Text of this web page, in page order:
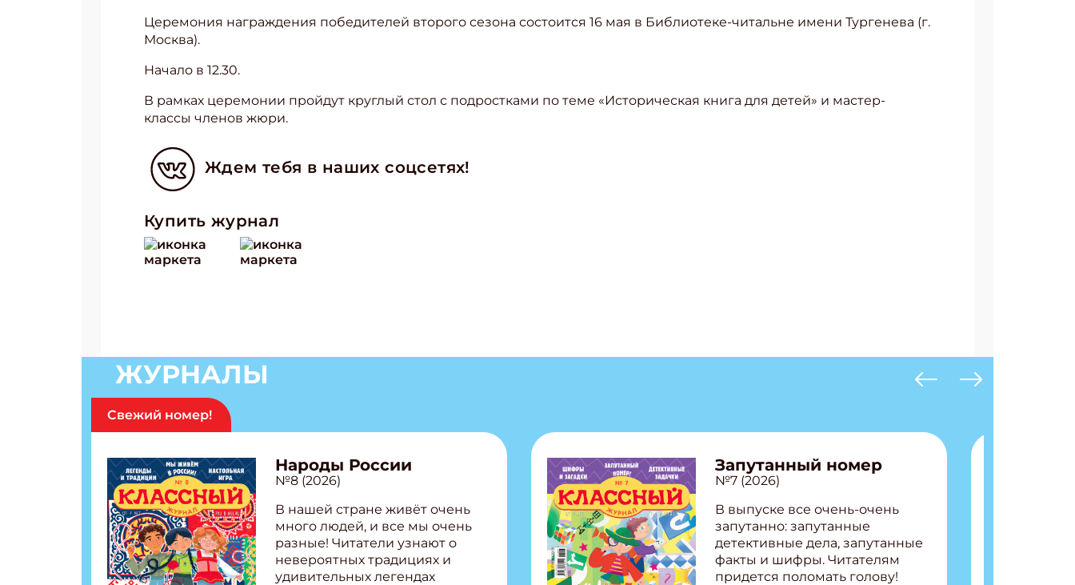
Церемония награждения победителей второго сезона состоится 16 мая в Библиотеке-читальне имени Тургенева (г.
Москва).
Начало в 12.30.
В рамках церемонии пройдут круглый стол с подростками по теме «Историческая книга для детей» и мастер-
классы членов жюри.
Ждем тебя в наших соцсетях!
Купить журнал
ЖУРНАЛЫ
Свежий номер!
Народы России
№8 (2026)
В нашей стране живёт очень
много людей, и все мы очень
разные! Читатели узнают о
невероятных традициях и
удивительных легендах
Запутанный номер
№7 (2026)
В выпуске все очень-очень
запутанно: запутанные
детективные дела, запутанные
факты и шифры. Читателям
придется поломать голову!